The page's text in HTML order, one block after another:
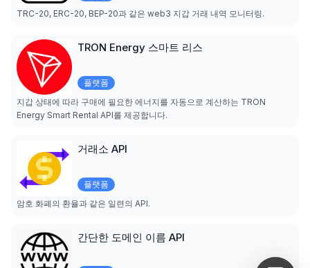
TRC-20, ERC-20, BEP-20과 같은 web3 지갑 거래 내역 모니터링.
TRON Energy 스마트 리스
플랫폼
지갑 상태에 따라 구매에 필요한 에너지를 자동으로 계산하는 TRON
Energy Smart Rental API를 제공합니다.
거래소 API
플랫폼
암호 화폐의 환율과 같은 일련의 API.
간단한 도메인 이름 API